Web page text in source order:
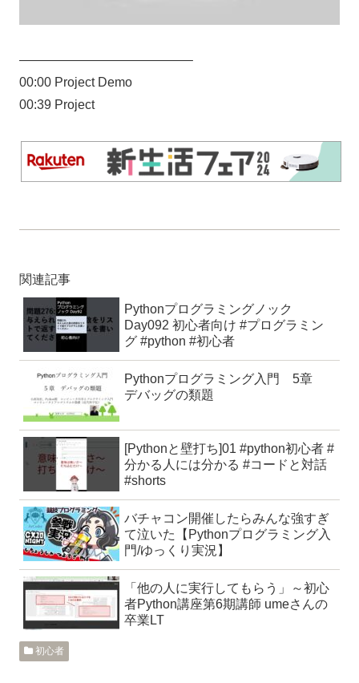
—————————————–
00:00 Project Demo
00:39 Project
関連記事
Pythonプログラミングノック
Day092 初心者向け #プログラミン
グ #python #初心者
Pythonプログラミング入門 5章
デバッグの類題
[Pythonと壁打ち]01 #python初心者 #
分かる人には分かる #コードと対話
#shorts
バチャコン開催したらみんな強すぎ
て泣いた【Pythonプログラミング入
門/ゆっくり実況】
「他の人に実行してもらう」～初心
者Python講座第6期講師 umeさんの
卒業LT
初心者